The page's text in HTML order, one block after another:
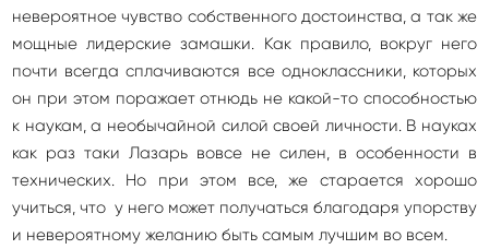
невероятное чувство собственного достоинства, а так же
мощные лидерские замашки. Как правило, вокруг него
почти всегда сплачиваются все одноклассники, которых
он при этом поражает отнюдь не какой-то способностью
к наукам, а необычайной силой своей личности. В науках
как раз таки Лазарь вовсе не силен, в особенности в
технических. Но при этом все, же старается хорошо
учиться, что у него может получаться благодаря упорству
и невероятному желанию быть самым лучшим во всем.